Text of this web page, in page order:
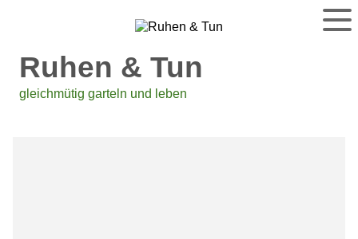
Ruhen & Tun
gleichmütig garteln und leben